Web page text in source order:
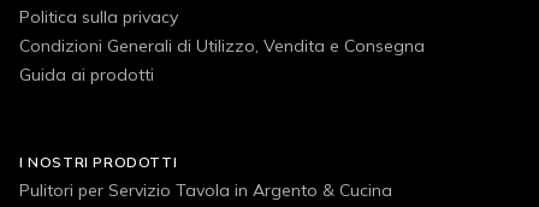
Politica sulla privacy
Condizioni Generali di Utilizzo, Vendita e Consegna
Guida ai prodotti
I NOSTRI PRODOTTI
Pulitori per Servizio Tavola in Argento & Cucina